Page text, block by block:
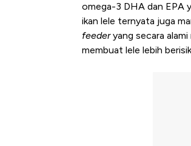
omega-3 DHA dan EPA
ikan lele ternyata juga
feederyang secara alami
membuat lele lebih